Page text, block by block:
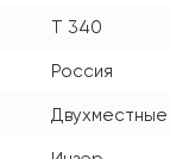
Т 340
Россия
Двухместные